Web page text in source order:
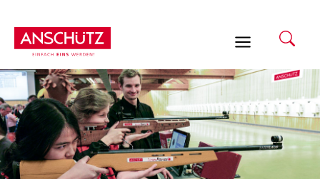
Inhalt
springen